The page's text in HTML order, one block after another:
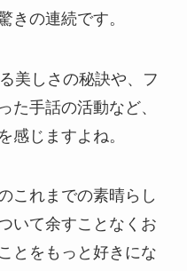
きの連続です。
美しさの秘訣や、フ
た手話の活動など、
感じますよね。
これまでの素晴らし
いて余すことなくお
とをもっと好きにな